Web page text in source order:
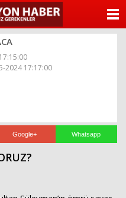
2024 17:17:00
Google+ Whatsapp
ANASAYFA
YAZARLAR